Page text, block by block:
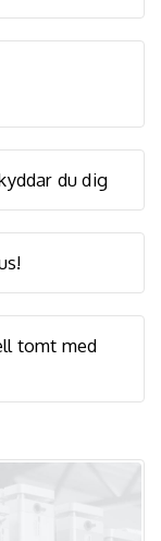
du dig
tomt med